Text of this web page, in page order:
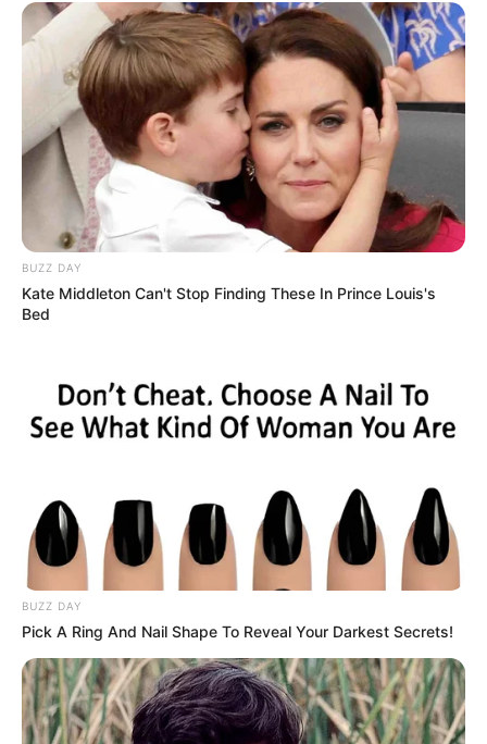
BUZZ DAY
Kate Middleton Can't Stop Finding These In Prince Louis's
Bed
BUZZ DAY
Pick A Ring And Nail Shape To Reveal Your Darkest Secrets!